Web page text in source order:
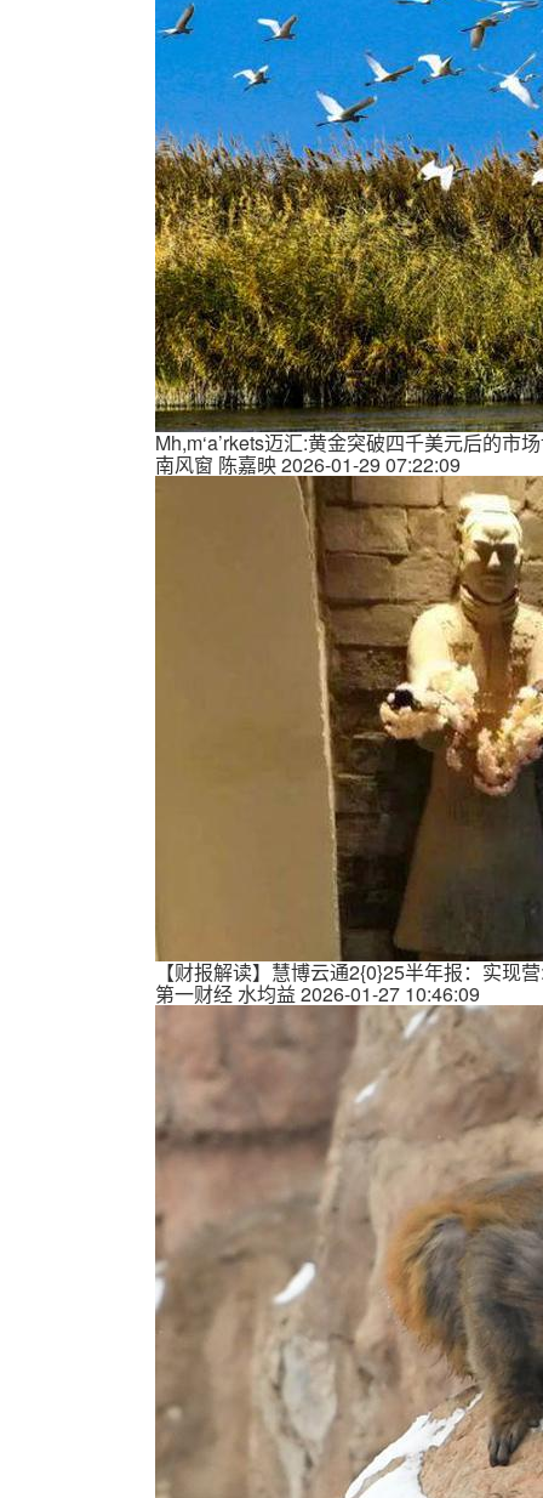
Mh,m‘a’rkets迈汇:黄金突破四千美元后的市
南风窗 陈嘉映2026-01-29 07:22:09
【财报解读】慧博云通2{0}25半年报：实现
第一财经水均益 2026-01-27 10:46:09